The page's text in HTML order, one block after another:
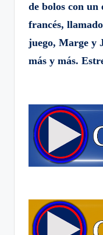
de bolos con
francés,
juego, Marge y
más y más.